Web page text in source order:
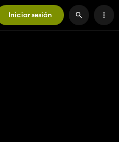
Iniciar sesión